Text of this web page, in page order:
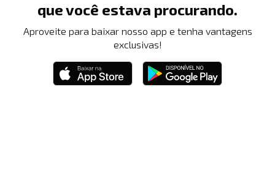
que você estava procurando.
Aproveite para baixar nosso app e tenha vantagens
exclusivas!